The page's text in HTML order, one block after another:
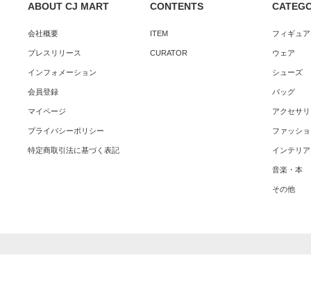
ABOUT CJ MART
会社概要
プレスリリース
インフォメーション
会員登録
マイページ
プライバシーポリシー
特定商取引法に基づく表記
CONTENTS
ITEM
CURATOR
フィギュ
ウェア
シューズ
バッグ
アクセサ
ファッシ
インテリア
音楽・本
その他